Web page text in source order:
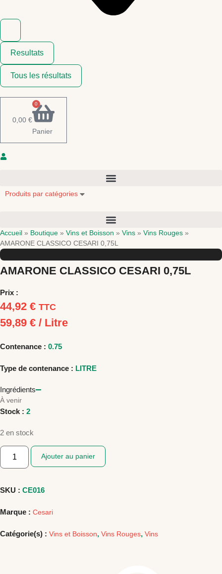
Resultats
Tous les résultats
0,00 €
0
Panier
Produits par catégories
Accueil » Boutique » Vins et Boisson » Vins » Vins Rouges »
AMARONE CLASSICO CESARI 0,75L
AMARONE CLASSICO CESARI 0,75L
Prix :
44,92 € TTC
59,89 € / Litre
Contenance : 0.75
Type de contenance : LITRE
Ingrédients
À venir
Stock : 2
2 en stock
quantité
AMARONE
0,75L
Ajouter au panier
SKU : CE016
Marque : Cesari
Catégorie(s) : Vins et Boisson, Vins Rouges, Vins